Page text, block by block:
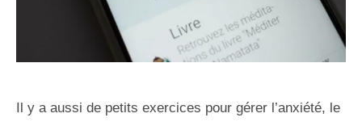
Il y a aussi de petits exercices pour gérer l’anxiété, le